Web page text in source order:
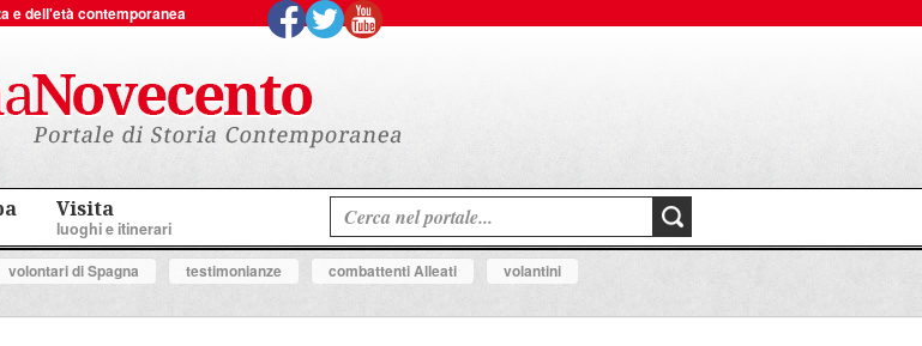
e dell'età contemporanea
Visita
luoghi e itinerari
volontari di Spagna testimonianze combattenti Alleati
volantini